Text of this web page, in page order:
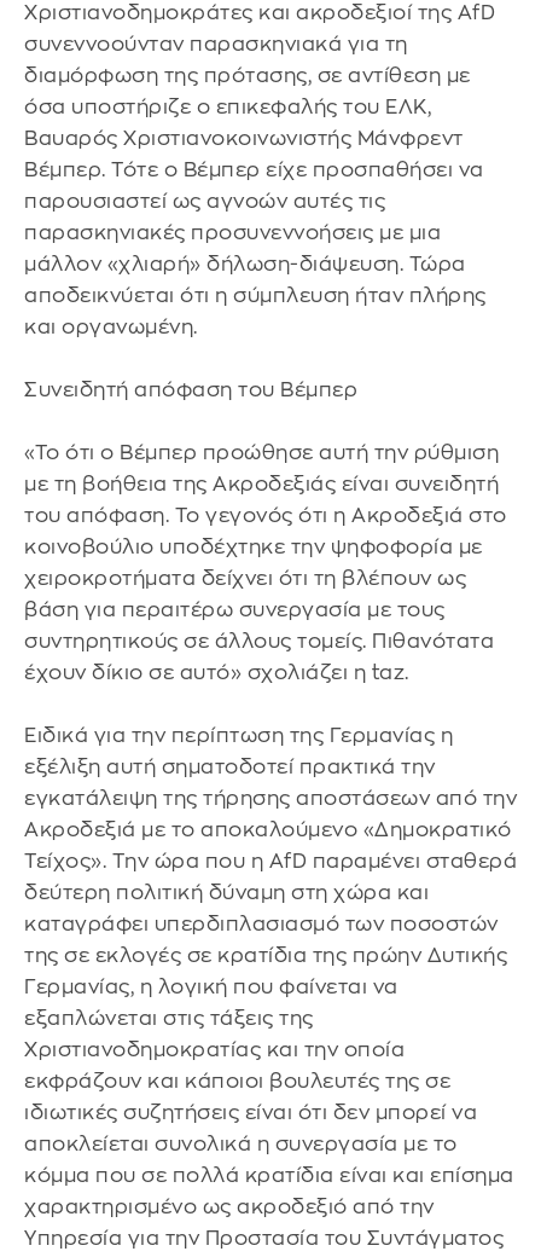
Χριστιανοδημοκράτες και ακροδεξιοί της AfD
συνεννοούνταν παρασκηνιακά για τη
διαμόρφωση της πρότασης, σε αντίθεση με
όσα υποστήριζε ο επικεφαλής του ΕΛΚ,
Βαυαρός Χριστιανοκοινωνιστής Μάνφρεντ
Βέμπερ. Τότε ο Βέμπερ είχε προσπαθήσει να
παρουσιαστεί ως αγνοών αυτές τις
παρασκηνιακές προσυνεννοήσεις με μια
μάλλον «χλιαρή» δήλωση-διάψευση. Τώρα
αποδεικνύεται ότι η σύμπλευση ήταν πλήρης
και οργανωμένη.
Συνειδητή απόφαση του Βέμπερ
«Το ότι ο Βέμπερ προώθησε αυτή την ρύθμιση
με τη βοήθεια της Ακροδεξιάς είναι συνειδητή
του απόφαση. Το γεγονός ότι η Ακροδεξιά στο
κοινοβούλιο υποδέχτηκε την ψηφοφορία με
χειροκροτήματα δείχνει ότι τη βλέπουν ως
βάση για περαιτέρω συνεργασία με τους
συντηρητικούς σε άλλους τομείς. Πιθανότατα
έχουν δίκιο σε αυτό» σχολιάζει η taz.
Ειδικά για την περίπτωση της Γερμανίας η
εξέλιξη αυτή σηματοδοτεί πρακτικά την
εγκατάλειψη της τήρησης αποστάσεων από την
Ακροδεξιά με το αποκαλούμενο «Δημοκρατικό
Τείχος». Την ώρα που η AfD παραμένει σταθερά
δεύτερη πολιτική δύναμη στη χώρα και
καταγράφει υπερδιπλασιασμό των ποσοστών
της σε εκλογές σε κρατίδια της πρώην Δυτικής
Γερμανίας, η λογική που φαίνεται να
εξαπλώνεται στις τάξεις της
Χριστιανοδημοκρατίας και την οποία
εκφράζουν και κάποιοι βουλευτές της σε
ιδιωτικές συζητήσεις είναι ότι δεν μπορεί να
αποκλείεται συνολικά η συνεργασία με το
κόμμα που σε πολλά κρατίδια είναι και επίσημα
χαρακτηρισμένο ως ακροδεξιό από την
Υπηρεσία για την Προστασία του Συντάγματος